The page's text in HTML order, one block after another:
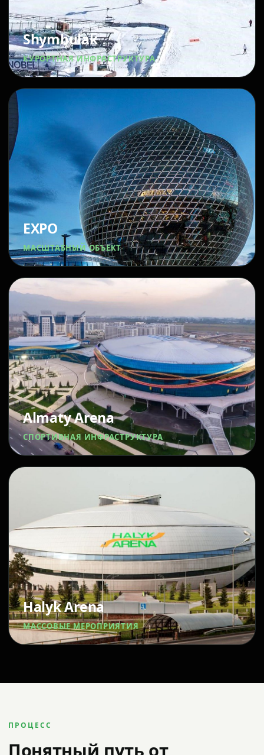
Shymbulak
КУРОРТНАЯ ИНФРАСТРУКТУРА
EXPO
МАСШТАБНЫЙ ОБЪЕКТ
Almaty Arena
СПОРТИВНАЯ ИНФРАСТРУКТУРА
Halyk Arena
МАССОВЫЕ МЕРОПРИЯТИЯ
ПРОЦЕСС
Понятный путь от